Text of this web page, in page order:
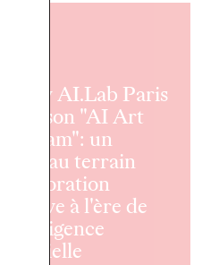
Ogilvy AI.Lab Paris
lance son "AI Art
Program": un
nouveau terrain
d'exploration
créative à l'ère de
l'intelligence
artificielle